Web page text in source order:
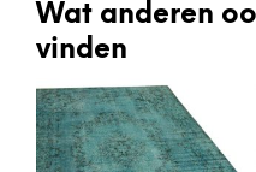
Wat anderen
vinden